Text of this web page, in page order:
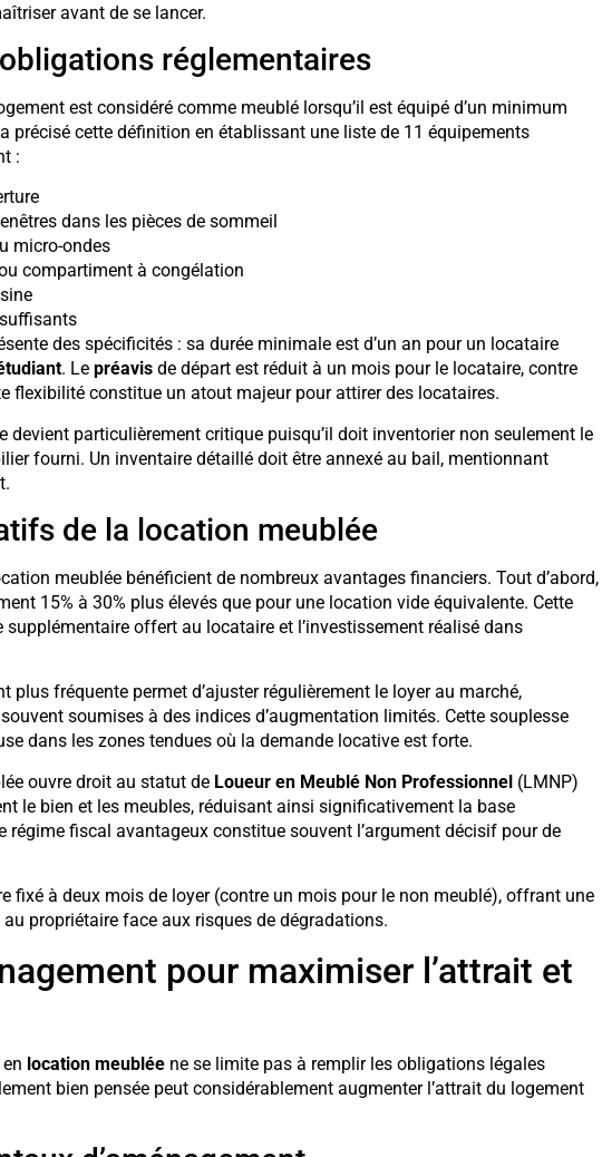
avant de se lancer.
réglementaires
est considéré comme meublé lorsqu’il est équipé d’un minimum
précisé cette définition en établissant une liste de 11 équipements
:
dans les pièces de sommeil
micro-ondes
compartiment à congélation
des spécificités : sa durée minimale est d’un an pour un locataire
. Le préavisde départ est réduit à un mois pour le locataire, contre
flexibilité constitue un atout majeur pour attirer des locataires.
devient particulièrement critique puisqu’il doit inventorier non seulement le
fourni. Un inventaire détaillé doit être annexé au bail, mentionnant
de la location meublée
meublée bénéficient de nombreux avantages financiers. Tout d’abord,
15% à 30% plus élevés que pour une location vide équivalente. Cette
offert au locataire et l’investissement réalisé dans
plus fréquente permet d’ajuster régulièrement le loyer au marché,
soumises à des indices d’augmentation limités. Cette souplesse
dans les zones tendues où la demande locative est forte.
ouvre droit au statut de Loueur en Meublé Non Professionnel(LMNP)
le bien et les meubles, réduisant ainsi significativement la base
régime fiscal avantageux constitue souvent l’argument décisif pour de
fixé à deux mois de loyer (contre un mois pour le non meublé), offrant une
propriétaire face aux risques de dégradations.
pour maximiser l’attrait et
location meubléene se limite pas à remplir les obligations légales
bien pensée peut considérablement augmenter l’attrait du logement